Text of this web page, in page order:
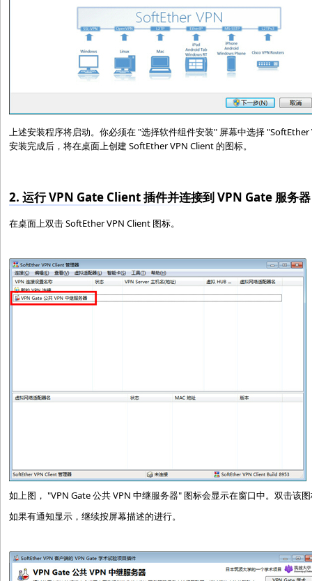
上述安装程序将启动。你必须在 "选择软件组件安装" 屏幕中选择 "SoftEther
安装完成后，将在桌面上创建 SoftEther VPN Client 的图标。
2. 运行 VPN Gate Client 插件并连接到 VPN Gate 服务器
在桌面上双击 SoftEther VPN Client 图标。
如上图， "VPN Gate 公共 VPN 中继服务器" 图标会显示在窗口中。双击该
如果有通知显示，继续按屏幕描述的进行。